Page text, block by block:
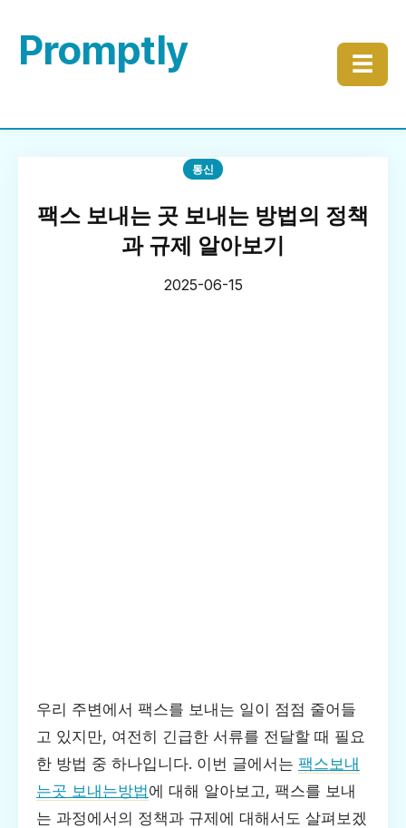
Promptly ☰
통신
팩스 보내는 곳 보내는 방법의 정책
과 규제 알아보기
2025-06-15
우리 주변에서 팩스를 보내는 일이 점점 줄어들
고 있지만, 여전히 긴급한 서류를 전달할 때 필요
한 방법 중 하나입니다. 이번 글에서는 팩스보내
는곳 보내는방법에 대해 알아보고, 팩스를 보내
는 과정에서의 정책과 규제에 대해서도 살펴보겠